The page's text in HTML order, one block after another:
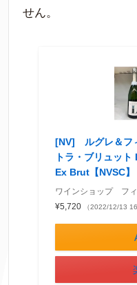
せん。
[NV] ルグレ＆フ
トラ・ブリュッ
Ex Brut【NVSC】
ワインショップ フ
¥5,720
（2022/12/13